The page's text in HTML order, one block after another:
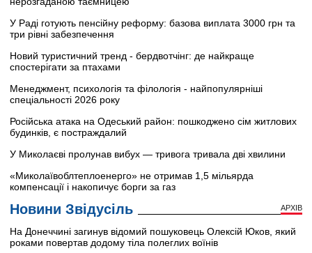
У Раді готують пенсійну реформу: базова виплата 3000 грн та
три рівні забезпечення
Новий туристичний тренд - бердвотчінг: де найкраще
спостерігати за птахами
Менеджмент, психологія та філологія - найпопулярніші
спеціальності 2026 року
Російська атака на Одеський район: пошкоджено сім житлових
будинків, є постраждалий
У Миколаєві пролунав вибух — тривога тривала дві хвилини
«Миколаївоблтеплоенерго» не отримав 1,5 мільярда
компенсації і накопичує борги за газ
Новини Звідусіль АРХІВ
На Донеччині загинув відомий пошуковець Олексій Юков, який
роками повертав додому тіла полеглих воїнів